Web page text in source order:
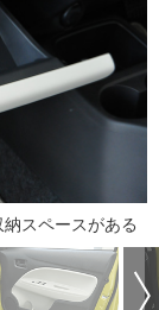
スペースがある